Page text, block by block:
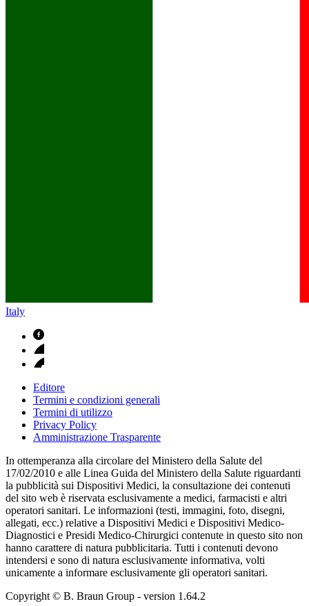
Italy
Editore
Termini e condizioni generali
Termini di utilizzo
Privacy Policy
Amministrazione Trasparente
In ottemperanza alla circolare del Ministero della Salute del
17/02/2010 e alle Linea Guida del Ministero della Salute riguardanti
la pubblicità sui Dispositivi Medici, la consultazione dei contenuti
del sito web è riservata esclusivamente a medici, farmacisti e altri
operatori sanitari. Le informazioni (testi, immagini, foto, disegni,
allegati, ecc.) relative a Dispositivi Medici e Dispositivi Medico-
Diagnostici e Presidi Medico-Chirurgici contenute in questo sito non
hanno carattere di natura pubblicitaria. Tutti i contenuti devono
intendersi e sono di natura esclusivamente informativa, volti
unicamente a informare esclusivamente gli operatori sanitari.
Copyright © B. Braun Group - version 1.64.2